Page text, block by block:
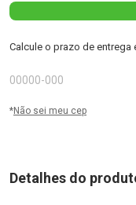
Calcule o prazo de entrega
*Não sei meu cep
Detalhes do